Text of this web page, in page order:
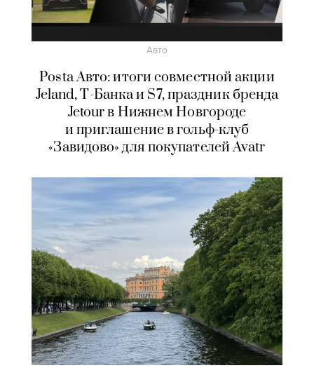
Авто
Posta Авто: итоги совместной акции
Jeland, Т-Банка и S7, праздник бренда
Jetour в Нижнем Новгороде
и приглашение в гольф-клуб
«Завидово» для покупателей Avatr